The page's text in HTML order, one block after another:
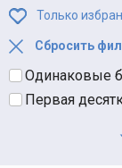
Только
Сбросить
Одинаковые
Первая